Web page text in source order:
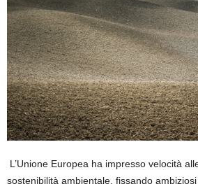
L’Unione Europea ha impresso velocità
sostenibilità ambientale, fissando